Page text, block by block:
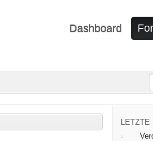
Dashboard
LETZTE